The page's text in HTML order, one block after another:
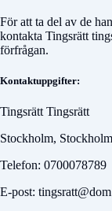
För att ta del av de
kontakta Tingsrätt
förfrågan.
Kontaktuppgifter:
Tingsrätt Tingsrätt
Stockholm,
Telefon: 0700078789
E-post: